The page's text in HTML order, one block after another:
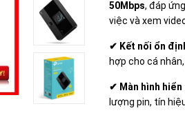
50Mbps, đáp
việc và xem video
✔ Kết nối ổn
hợp cho cá
✔ Màn hình
lượng pin, tín